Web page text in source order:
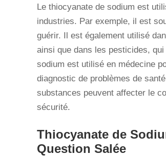
Le thiocyanate de sodium est
industries. Par exemple, il est
guérir. Il est également utilisé
ainsi que dans les pesticides,
sodium est utilisé en médecine
diagnostic de problèmes de
substances peuvent affecter le
sécurité.
Thiocyanate de
Question Salée